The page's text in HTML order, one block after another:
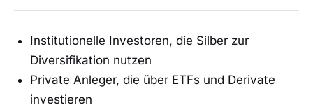
Institutionelle Investoren, die Silber zur
Diversifikation nutzen
Private Anleger, die über ETFs und Derivate
investieren